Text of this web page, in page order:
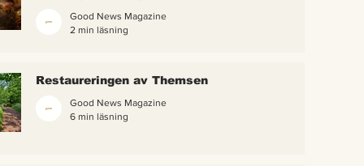
–
i
Good News Magazine
2 min läsning
Restaureringen av Themsen
Good News Magazine
6 min läsning